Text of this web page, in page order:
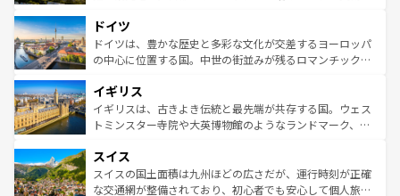
の城塞都市、穏やかなビーチリゾートまで多彩な表情を見
せる。地方によって風土や気候が異なるスペインはその個
性で訪れる人を魅了する。 なお、新着のスペイン情報はコ
で、幅広い魅力が詰まっている。華麗な宮殿、歴史的な大
聖堂、美しいビーチ、そして豊かな自然が、訪れる者を心
から魅了する。また、フランスは美食の国としても知ら
いる。シャンパンの発祥地であるランス、プロヴァンスの
香り高いラベンダー畑など、多彩な楽しみ方が可能だ。さ
らに、パリ以外の地域にも魅力が溢れており、どの街角に
れる地方に足を運ぶとそれぞれで全く異なる文化を体験で
きるだろう。 なお、新着のフランス情報はコンテンツ一覧
を参照してほしい。
ドイツ
ドイツは、豊かな歴史と多彩な文化が交差するヨーロッパ
の中心に位置する国。中世の街並みが残るロマンチック街
顔を持つこの国は、どこを歩いても飽きることがない。ベ
ルリンの文化的活気、バイエルン州のアルプスの絶景、そ
してライン川沿いのワイン畑といった風景は必見。ビール
は、お酒好きな人にはぜひ体験してほしい。 なお、新着の
ドイツ情報はコンテンツ一覧を参照してほしい。
イギリス
イギリスは、古きよき伝統と最先端が共存する国。ウェス
トミンスター寺院や大英博物館のようなランドマーク、歴
リアごとに異なる魅力がある。また、優雅なアフタヌーン
ティー、ビール好きにはたまらない英国パブ、サッカー観
戦など、本場だからこそできる体験も豊富。イギリスを旅
スイス
スイスの国土面積は九州ほどの広さだが、運行時刻が正確
な交通網が整備されており、初心者でも安心して個人旅行